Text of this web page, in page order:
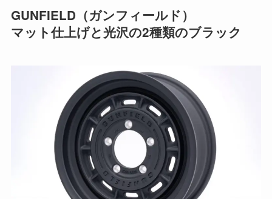
GUNFIELD（ガンフィールド）
マット仕上げと光沢の2種類のブラック